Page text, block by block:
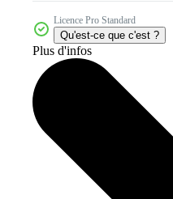
Licence Pro Standard
Qu'est-ce que c'est ?
Plus d'infos